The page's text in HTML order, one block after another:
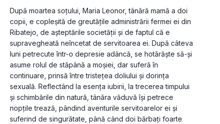
După moartea soţului, Maria Leonor, tânără mamă a doi
copii, e copleşită de greutăţile administrării fermei ei din
Ribatejo, de aşteptările societăţii şi de faptul că e
supravegheată neîncetat de servitoarea ei. După câteva
luni petrecute într-o depresie adâncă, se hotărăşte să-şi
asume rolul de stăpână a moşiei, dar suferă în
continuare, prinsă între tristeţea doliului şi dorinţa
sexuală. Reflectând la esenţa iubirii, la trecerea timpului
şi schimbările din natură, tânăra văduvă îşi petrece
nopţile trează, pândind aventurile servitoarelor ei şi
suferind de singurătate, până când doi bărbaţi foarte